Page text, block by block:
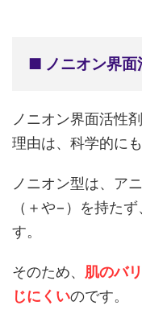
■ ノニオン界面
ノニオン界面活性
理由は、科学的に
ノニオン型は、ア
（＋や−）を持た
す。
そのため、 肌のバ
じにくいのです。